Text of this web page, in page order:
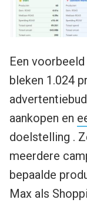
Een
bleken 1.024
aankopen en
doelstelling .
meerdere
bepaalde
Max als